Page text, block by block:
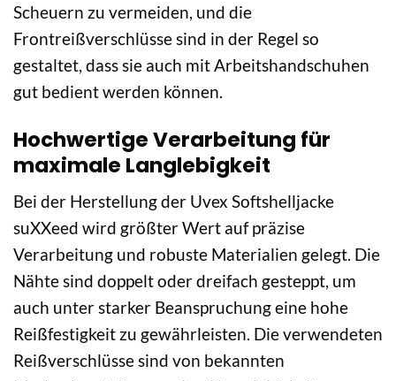
Scheuern zu vermeiden, und die
Frontreißverschlüsse sind in der Regel so
gestaltet, dass sie auch mit Arbeitshandschuhen
gut bedient werden können.
Hochwertige Verarbeitung für
maximale Langlebigkeit
Bei der Herstellung der Uvex Softshelljacke
suXXeed wird größter Wert auf präzise
Verarbeitung und robuste Materialien gelegt. Die
Nähte sind doppelt oder dreifach gesteppt, um
auch unter starker Beanspruchung eine hohe
Reißfestigkeit zu gewährleisten. Die verwendeten
Reißverschlüsse sind von bekannten